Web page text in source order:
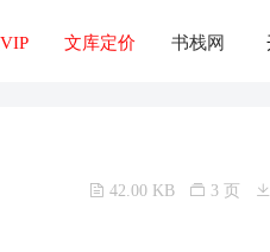
文库定价 书栈网
42.00 KB 3 页